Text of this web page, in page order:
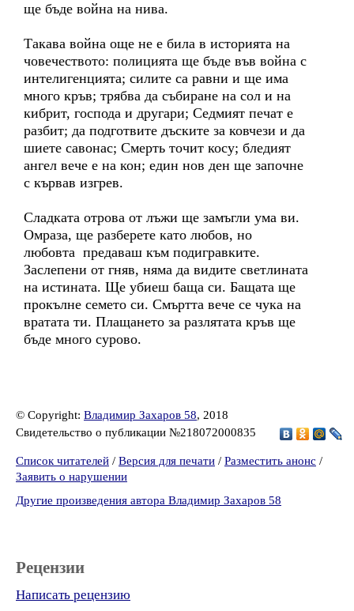
ще бъде война на нива.
Такава война още не е била в историята на
човечеството: полицията ще бъде във война с
интелигенцията; силите са равни и ще има
много кръв; трябва да събиране на сол и на
кибрит, господа и другари; Седмият печат е
разбит; да подготвите дъските за ковчези и да
шиете савонас; Смерть точит косу; бледият
ангел вече е на кон; един нов ден ще започне
с кървав изгрев.
Сладката отрова от лъжи ще замъгли ума ви.
Омраза, ще разберете като любов, но
любовта предаваш към подигравките.
Заслепени от гняв, няма да видите светлината
на истината. Ще убиеш баща си. Бащата ще
прокълне семето си. Смъртта вече се чука на
вратата ти. Плащането за разлятата кръв ще
бъде много сурово.
© Copyright: Владимир Захаров 58, 2018
Свидетельство о публикации №218072000835
Список читателей / Версия для печати / Разместить анонс /
Заявить о нарушении
Другие произведения автора Владимир Захаров 58
Рецензии
Написать рецензию